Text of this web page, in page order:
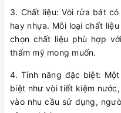
3. Chất liệu: Vòi rửa bát
hay nhựa. Mỗi loại chất
chọn chất liệu phù hợp
thẩm mỹ mong muốn.
4. Tính năng đặc biệt:
biệt như vòi tiết kiệm
vào nhu cầu sử dụng,